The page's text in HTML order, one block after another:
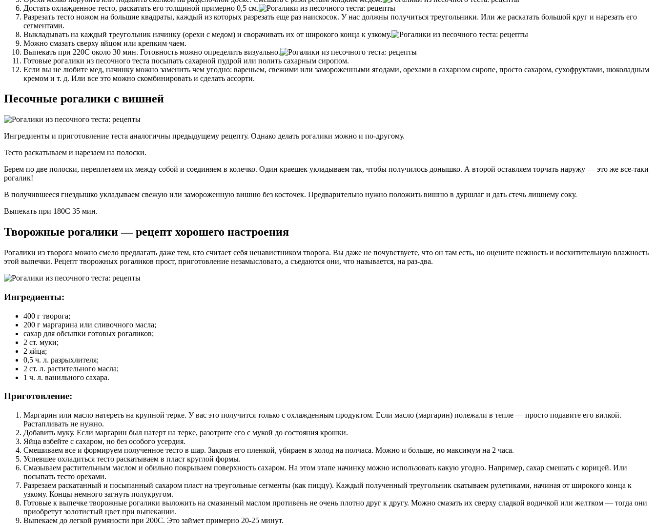
Достать охлажденное тесто, раскатать его толщиной примерно 0,5 см.
Разрезать тесто ножом на большие квадраты, каждый из которых разрезать еще раз наискосок. У нас должны получиться треугольники. Или же раскатать большой круг и нарезать его
сегментами.
Выкладывать на каждый треугольник начинку (орехи с медом) и сворачивать их от широкого конца к узкому.
Можно смазать сверху яйцом или крепким чаем.
Выпекать при 220С около 30 мин. Готовность можно определить визуально.
Готовые рогалики из песочного теста посыпать сахарной пудрой или полить сахарным сиропом.
Если вы не любите мед, начинку можно заменить чем угодно: вареньем, свежими или замороженными ягодами, орехами в сахарном сиропе, просто сахаром, сухофруктами, шоколадным
кремом и т. д. Или все это можно скомбинировать и сделать ассорти.
Песочные рогалики с вишней
Ингредиенты и приготовление теста аналогичны предыдущему рецепту. Однако делать рогалики можно и по-другому.
Тесто раскатываем и нарезаем на полоски.
Берем по две полоски, переплетаем их между собой и соединяем в колечко. Один краешек укладываем так, чтобы получилось донышко. А второй оставляем торчать наружу — это же все-таки
рогалик!
В получившееся гнездышко укладываем свежую или замороженную вишню без косточек. Предварительно нужно положить вишню в дуршлаг и дать стечь лишнему соку.
Выпекать при 180С 35 мин.
Творожные рогалики — рецепт хорошего настроения
Рогалики из творога можно смело предлагать даже тем, кто считает себя ненавистником творога. Вы даже не почувствуете, что он там есть, но оцените нежность и восхитительную влажность
этой выпечки. Рецепт творожных рогаликов прост, приготовление незамысловато, а съедаются они, что называется, на раз-два.
Ингредиенты:
400 г творога;
200 г маргарина или сливочного масла;
сахар для обсыпки готовых рогаликов;
2 ст. муки;
2 яйца;
0,5 ч. л. разрыхлителя;
2 ст. л. растительного масла;
1 ч. л. ванильного сахара.
Приготовление:
Маргарин или масло натереть на крупной терке. У вас это получится только с охлажденным продуктом. Если масло (маргарин) полежали в тепле — просто подавите его вилкой.
Растапливать не нужно.
Добавить муку. Если маргарин был натерт на терке, разотрите его с мукой до состояния крошки.
Яйца взбейте с сахаром, но без особого усердия.
Смешиваем все и формируем полученное тесто в шар. Закрыв его пленкой, убираем в холод на полчаса. Можно и больше, но максимум на 2 часа.
Успевшее охладиться тесто раскатываем в пласт круглой формы.
Смазываем растительным маслом и обильно покрываем поверхность сахаром. На этом этапе начинку можно использовать какую угодно. Например, сахар смешать с корицей. Или
посыпать тесто орехами.
Разрезаем раскатанный и посыпанный сахаром пласт на треугольные сегменты (как пиццу). Каждый полученный треугольник скатываем рулетиками, начиная от широкого конца к
узкому. Концы немного загнуть полукругом.
Готовые к выпечке творожные рогалики выложить на смазанный маслом противень не очень плотно друг к другу. Можно смазать их сверху сладкой водичкой или желтком — тогда они
приобретут золотистый цвет при выпекании.
Выпекаем до легкой румяности при 200С. Это займет примерно 20-25 минут.